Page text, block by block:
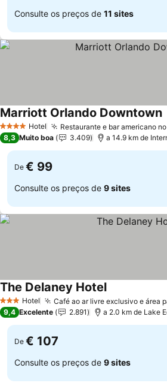
Consulte os preços de 11 sites
4 EstrelasHotel Restaurante e bar americano
Marriott Orlando Downtown
8,3 Muito boa 3.409 a 14.9 km de
De € 99
Consulte os preços de 9 sites
3 EstrelasHotel Café ao ar livre exclusivo e área
The Delaney HotelVer preços
9,4 Excelente 2.891 a 2.0 km de Lake
De € 107
Consulte os preços de 9 sites